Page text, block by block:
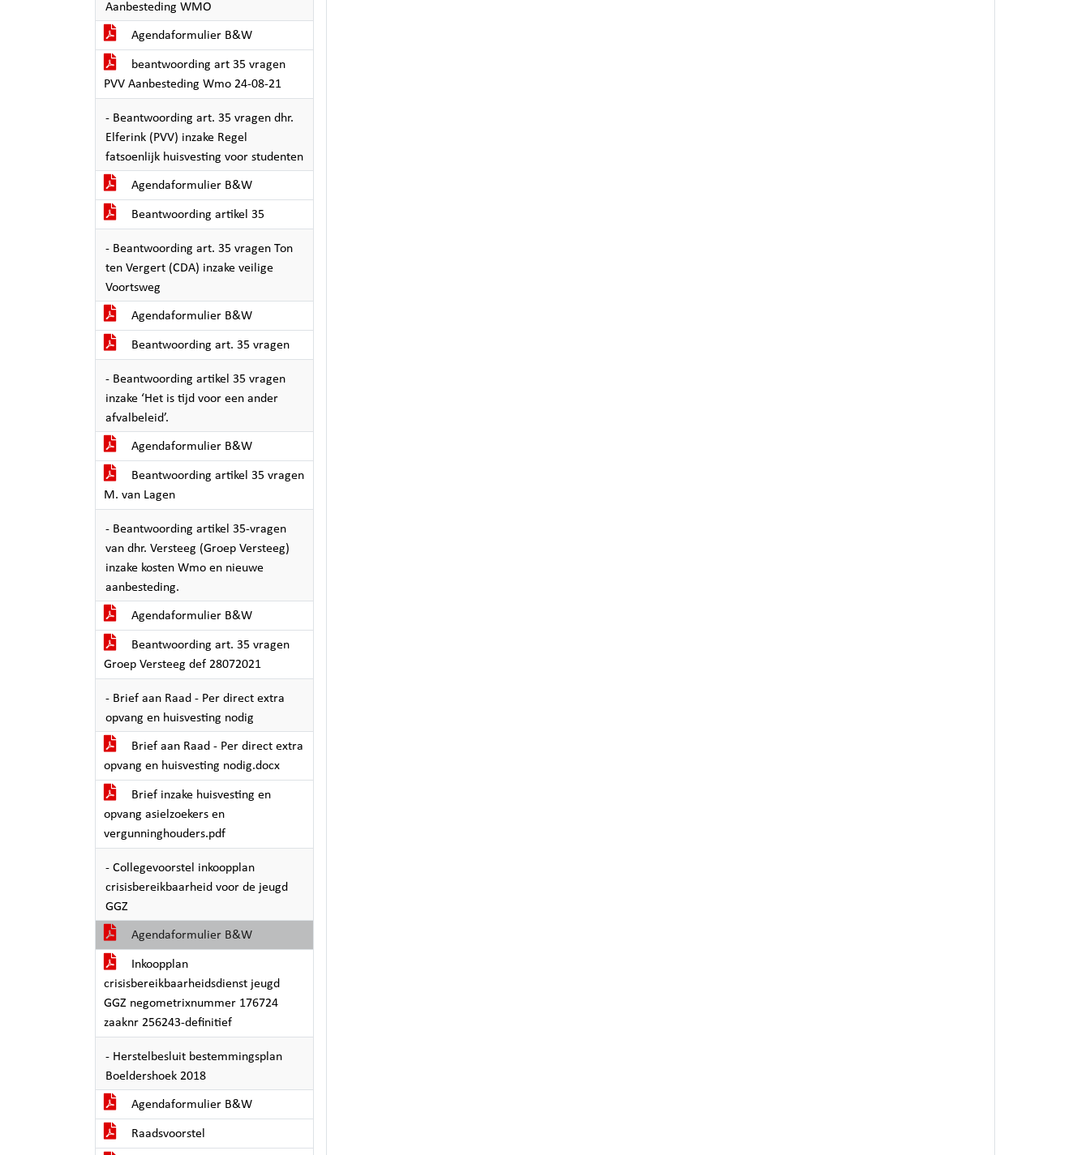
Aanbesteding WMO
Agendaformulier B&W
beantwoording art 35 vragen
PVV Aanbesteding Wmo 24-08-21
- Beantwoording art. 35 vragen dhr.
Elferink (PVV) inzake Regel
fatsoenlijk huisvesting voor studenten
Agendaformulier B&W
Beantwoording artikel 35
- Beantwoording art. 35 vragen Ton
ten Vergert (CDA) inzake veilige
Voortsweg
Agendaformulier B&W
Beantwoording art. 35 vragen
- Beantwoording artikel 35 vragen
inzake ‘Het is tijd voor een ander
afvalbeleid’.
Agendaformulier B&W
Beantwoording artikel 35 vragen
M. van Lagen
- Beantwoording artikel 35-vragen
van dhr. Versteeg (Groep Versteeg)
inzake kosten Wmo en nieuwe
aanbesteding.
Agendaformulier B&W
Beantwoording art. 35 vragen
Groep Versteeg def 28072021
- Brief aan Raad - Per direct extra
opvang en huisvesting nodig
Brief aan Raad - Per direct extra
opvang en huisvesting nodig.docx
Brief inzake huisvesting en
opvang asielzoekers en
vergunninghouders.pdf
- Collegevoorstel inkoopplan
crisisbereikbaarheid voor de jeugd
GGZ
Agendaformulier B&W
Inkoopplan
crisisbereikbaarheidsdienst jeugd
GGZ negometrixnummer 176724
zaaknr 256243-definitief
- Herstelbesluit bestemmingsplan
Boeldershoek 2018
Agendaformulier B&W
Raadsvoorstel